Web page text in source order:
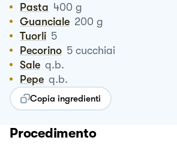
Pasta 400 g
Guanciale 200 g
Tuorli 5
Pecorino 5 cucchiai
Sale q.b.
Pepe q.b.
Copia ingredienti
Procedimento